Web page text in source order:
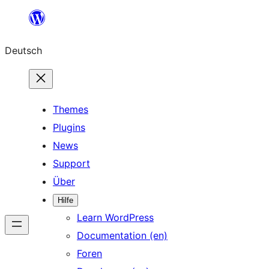
springen
Deutsch
Themes
Plugins
News
Support
Über
Hilfe
Learn WordPress
Documentation (en)
Foren